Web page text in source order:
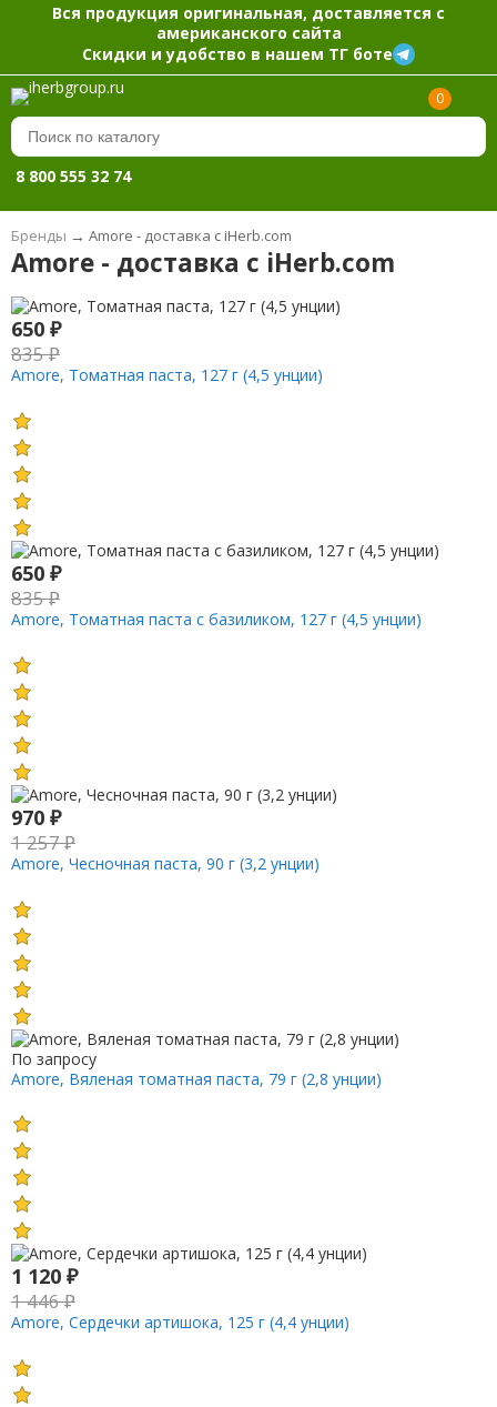
Вся продукция оригинальная, доставляется с
американского сайта
Скидки и удобство в нашем ТГ боте
0
8 800 555 32 74
Бренды → Amore - доставка с iHerb.com
Amore - доставка с iHerb.com
650 ₽
835₽
Amore, Томатная паста, 127 г (4,5 унции)
650 ₽
835₽
Amore, Томатная паста с базиликом, 127 г (4,5 унции)
970 ₽
1 257₽
Amore, Чесночная паста, 90 г (3,2 унции)
По запросу
Amore, Вяленая томатная паста, 79 г (2,8 унции)
1 120 ₽
1 446₽
Amore, Сердечки артишока, 125 г (4,4 унции)